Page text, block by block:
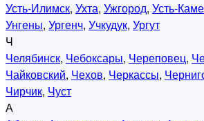
Усть-Илимск, Ухта, Ужгород, Усть-
Унгены, Ургенч, Учкудук, Ургут
Ч
Челябинск, Чебоксары, Череповец,
Чайковский, Чехов, Черкассы,
Чирчик, Чуст
А